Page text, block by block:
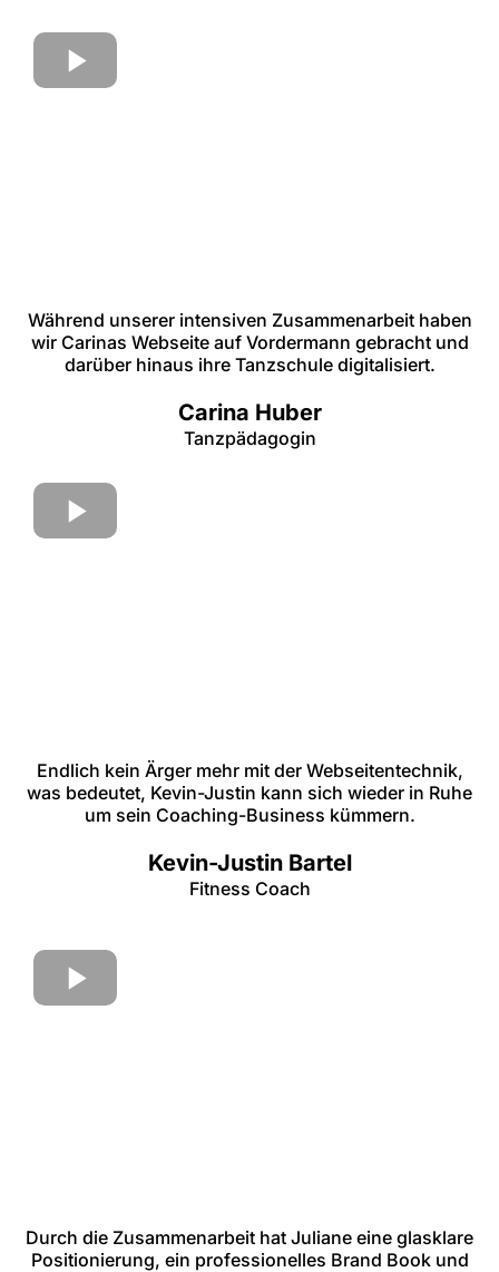
Während unserer intensiven Zusammenarbeit haben
wir Carinas Webseite auf Vordermann gebracht und
darüber hinaus ihre Tanzschule digitalisiert.
Carina Huber
Tanzpädagogin
Endlich kein Ärger mehr mit der Webseitentechnik,
was bedeutet, Kevin-Justin kann sich wieder in Ruhe
um sein Coaching-Business kümmern.
Kevin-Justin Bartel
Fitness Coach
Durch die Zusammenarbeit hat Juliane eine glasklare
Positionierung, ein professionelles Brand Book und